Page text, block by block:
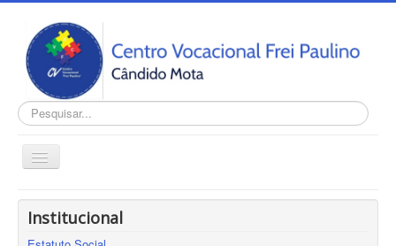
Pesquisar...
Alternar
Navegação
Home
INSTITUCIONAL
Institucional